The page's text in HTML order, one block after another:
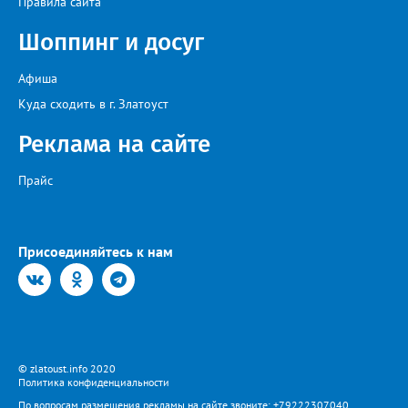
поручил увеличить количество бензовозов, вывести на самые
бензина и объёмы его продаж, а также обеспечить
бесперебойное снабжение горючим пожарных, скорых и
общественного транспорта.
Шоппинг и досуг
Афиша
Куда сходить в г. Златоуст
Реклама на сайте
Прайс
Присоединяйтесь к нам
© zlatoust.info 2020
Политика конфиденциальности
По вопросам размещения рекламы на сайте звоните: +79222307040,